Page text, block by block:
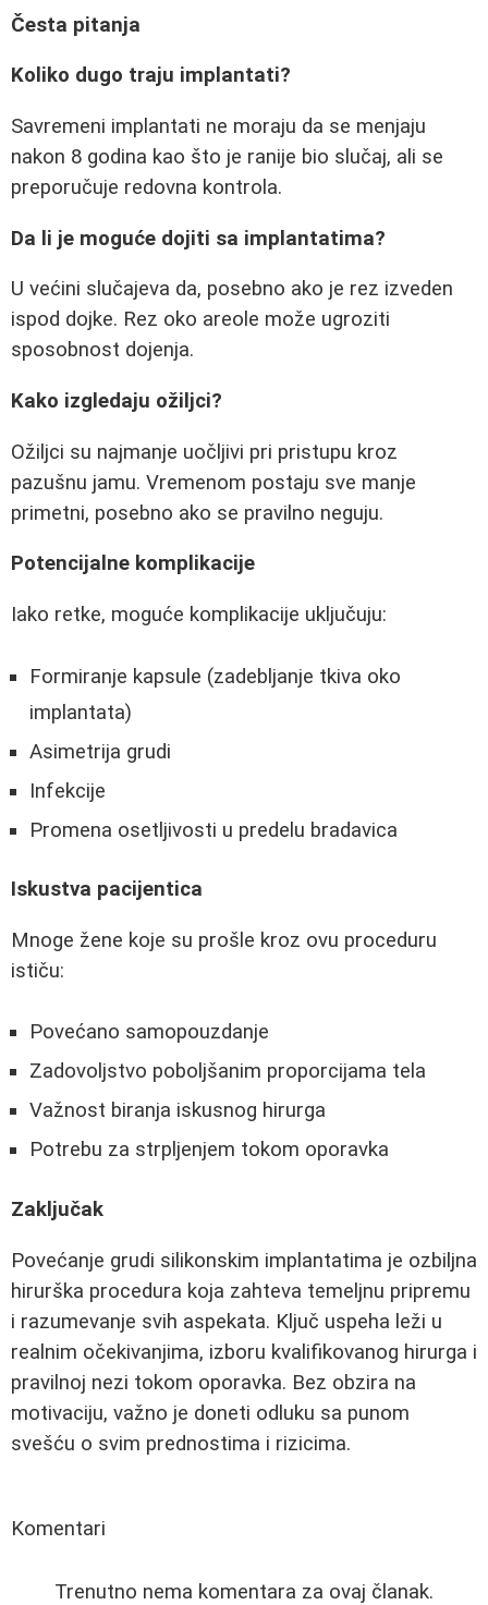
Česta pitanja
Koliko dugo traju implantati?
Savremeni implantati ne moraju da se menjaju
nakon 8 godina kao što je ranije bio slučaj, ali se
preporučuje redovna kontrola.
Da li je moguće dojiti sa implantatima?
U većini slučajeva da, posebno ako je rez izveden
ispod dojke. Rez oko areole može ugroziti
sposobnost dojenja.
Kako izgledaju ožiljci?
Ožiljci su najmanje uočljivi pri pristupu kroz
pazušnu jamu. Vremenom postaju sve manje
primetni, posebno ako se pravilno neguju.
Potencijalne komplikacije
Iako retke, moguće komplikacije uključuju:
Formiranje kapsule (zadebljanje tkiva oko
implantata)
Asimetrija grudi
Infekcije
Promena osetljivosti u predelu bradavica
Iskustva pacijentica
Mnoge žene koje su prošle kroz ovu proceduru
ističu:
Povećano samopouzdanje
Zadovoljstvo poboljšanim proporcijama tela
Važnost biranja iskusnog hirurga
Potrebu za strpljenjem tokom oporavka
Zaključak
Povećanje grudi silikonskim implantatima je ozbiljna
hirurška procedura koja zahteva temeljnu pripremu
i razumevanje svih aspekata. Ključ uspeha leži u
realnim očekivanjima, izboru kvalifikovanog hirurga i
pravilnoj nezi tokom oporavka. Bez obzira na
motivaciju, važno je doneti odluku sa punom
svešću o svim prednostima i rizicima.
Komentari
Trenutno nema komentara za ovaj članak.